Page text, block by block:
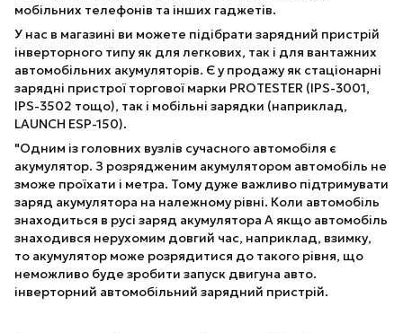
мобільних телефонів та інших гаджетів.
У нас в магазині ви можете підібрати зарядний пристрій
інверторного типу як для легкових, так і для вантажних
автомобільних акумуляторів. Є у продажу як стаціонарні
зарядні пристрої торгової марки PROTESTER (IPS-3001,
IPS-3502 тощо), так і мобільні зарядки (наприклад,
LAUNCH ESP-150).
"Одним із головних вузлів сучасного автомобіля є
акумулятор. З розрядженим акумулятором автомобіль не
зможе проїхати і метра. Тому дуже важливо підтримувати
заряд акумулятора на належному рівні. Коли автомобіль
знаходиться в русі заряд акумулятора А якщо автомобіль
знаходився нерухомим довгий час, наприклад, взимку,
то акумулятор може розрядитися до такого рівня, що
неможливо буде зробити запуск двигуна авто.
інверторний автомобільний зарядний пристрій.